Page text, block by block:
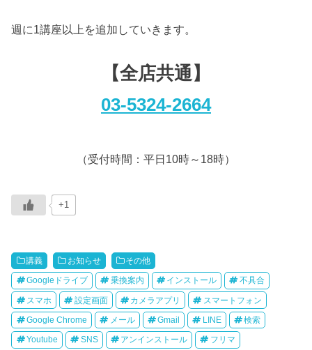
週に1講座以上を追加していきます。
【全店共通】
03-5324-2664
（受付時間：平日10時～18時）
+1
講義 お知らせ その他
Googleドライブ 乗換案内 インストール 不具合
スマホ 設定画面 カメラアプリ スマートフォン
Google Chrome メール Gmail LINE 検索
Youtube SNS アンインストール フリマ